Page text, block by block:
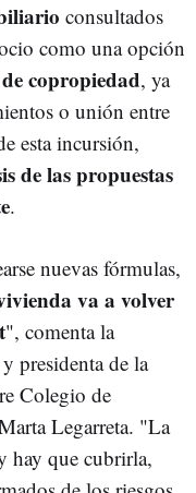
consultados
como una opción
copropiedad, ya
o unión entre
esta incursión,
de las propuestas
.
nuevas fórmulas,
va a volver
", comenta la
presidenta de la
Colegio de
Legarreta. "La
hay que cubrirla,